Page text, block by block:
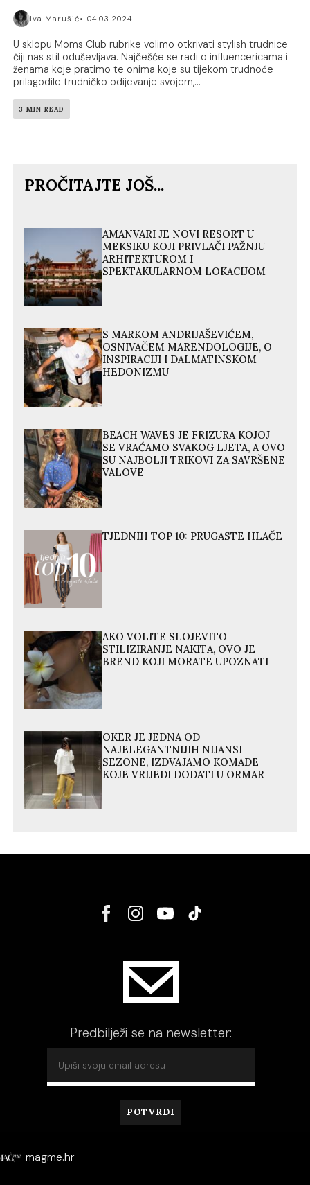
Iva Marušić 04.03.2024.
U sklopu Moms Club rubrike volimo otkrivati stylish trudnice
čiji nas stil oduševljava. Najčešće se radi o influencericama i
ženama koje pratimo te onima koje su tijekom trudnoće
prilagodile trudničko odijevanje svojem,...
3 MIN READ
PROČITAJTE JOŠ...
AMANVARI JE NOVI RESORT U
MEKSIKU KOJI PRIVLAČI PAŽNJU
ARHITEKTUROM I
SPEKTAKULARNOM LOKACIJOM
S MARKOM ANDRIJAŠEVIĆEM,
OSNIVAČEM MARENDOLOGIJE, O
INSPIRACIJI I DALMATINSKOM
HEDONIZMU
BEACH WAVES JE FRIZURA KOJOJ
SE VRAĆAMO SVAKOG LJETA, A OVO
SU NAJBOLJI TRIKOVI ZA SAVRŠENE
VALOVE
TJEDNIH TOP 10: PRUGASTE HLAČE
AKO VOLITE SLOJEVITO
STILIZIRANJE NAKITA, OVO JE
BREND KOJI MORATE UPOZNATI
OKER JE JEDNA OD
NAJELEGANTNIJIH NIJANSI
SEZONE, IZDVAJAMO KOMADE
KOJE VRIJEDI DODATI U ORMAR
Predbilježi se na newsletter:
magme.hr